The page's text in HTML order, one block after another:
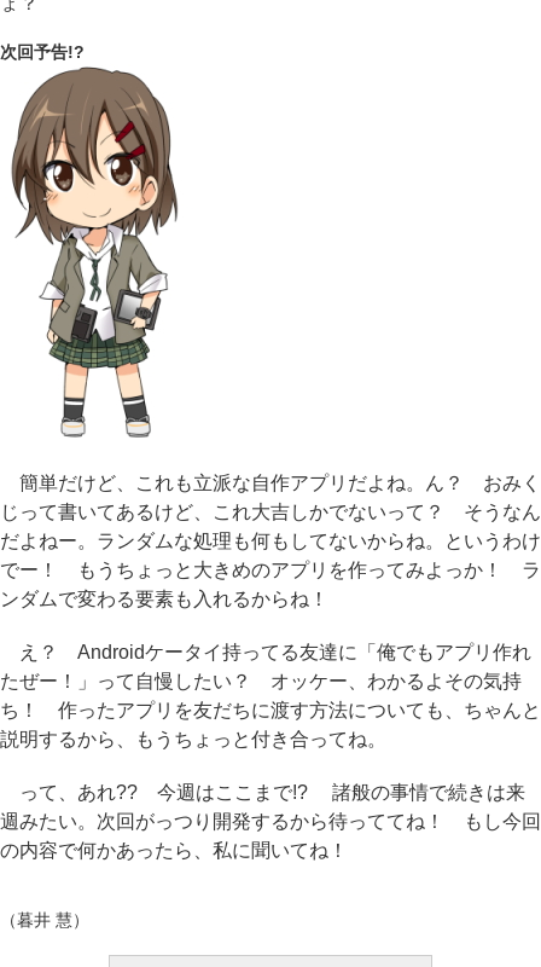
次回予告!?
簡単だけど、これも立派な自作アプリだよね。ん？ おみく
じって書いてあるけど、これ大吉しかでないって？ そうなん
だよねー。ランダムな処理も何もしてないからね。というわけ
でー！ もうちょっと大きめのアプリを作ってみよっか！ ラ
ンダムで変わる要素も入れるからね！
え？ Androidケータイ持ってる友達に「俺でもアプリ作れ
たぜー！」って自慢したい？ オッケー、わかるよその気持
ち！ 作ったアプリを友だちに渡す方法についても、ちゃんと
説明するから、もうちょっと付き合ってね。
って、あれ?? 今週はここまで!? 諸般の事情で続きは来
週みたい。次回がっつり開発するから待っててね！ もし今回
の内容で何かあったら、私に聞いてね！
（暮井 慧）